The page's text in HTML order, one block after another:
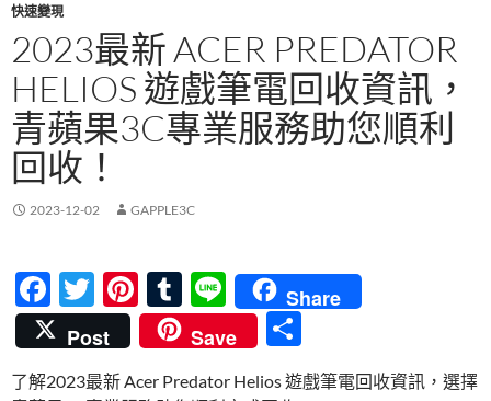
快速變現
2023最新 ACER PREDATOR
HELIOS 遊戲筆電回收資訊，
青蘋果3C專業服務助您順利
回收！
2023-12-02 GAPPLE3C
F
ac
e
T
w
itt
Pi
nt
er
T
u
m
Li
n
e
Share
Post
Save
享
了解2023最新 Acer Predator Helios 遊戲筆電回收資訊，選擇